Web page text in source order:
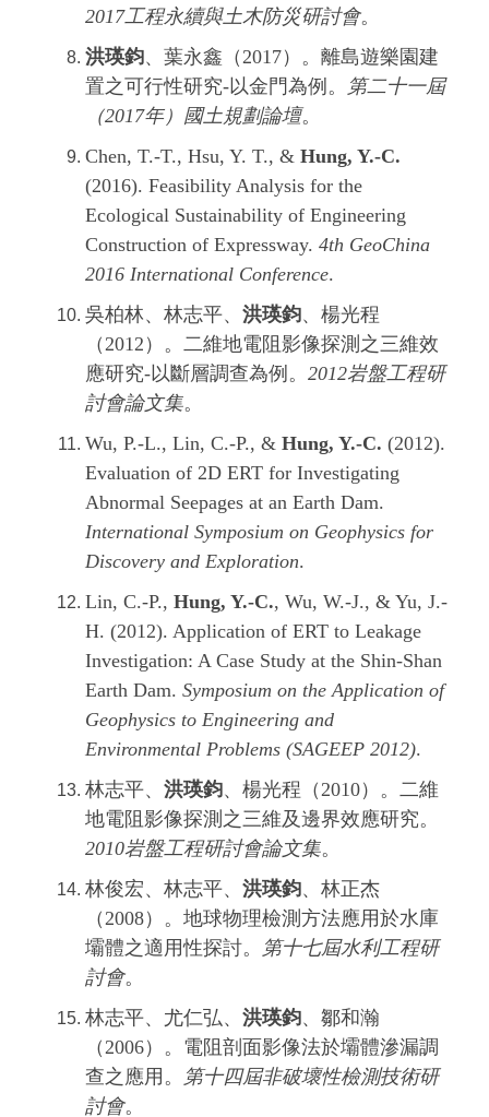
2017工程永續與土木防災研討會。
洪瑛鈞、葉永鑫（2017）。離島遊樂園建
置之可行性研究-以金門為例。
第二十一屆
（2017年）國土規劃論壇。
Chen, T.-T., Hsu, Y. T., & Hung, Y.-C.
(2016). Feasibility Analysis for the
Ecological Sustainability of Engineering
Construction of Expressway. 4th GeoChina
2016 International Conference.
吳柏林、林志平、 洪瑛鈞、楊光程
（2012）。二維地電阻影像探測之三維效
應研究-以斷層調查為例。 2012岩盤工程研
討會論文集。
Wu, P.-L., Lin, C.-P., & Hung, Y.-C. (2012).
Evaluation of 2D ERT for Investigating
Abnormal Seepages at an Earth Dam.
International Symposium on Geophysics for
Discovery and Exploration.
Lin, C.-P., Hung, Y.-C., Wu, W.-J., & Yu, J.-
H. (2012). Application of ERT to Leakage
Investigation: A Case Study at the Shin-Shan
Earth Dam. Symposium on the Application of
Geophysics to Engineering and
Environmental Problems (SAGEEP 2012).
林志平、 洪瑛鈞、楊光程（2010）。二維
地電阻影像探測之三維及邊界效應研究。
2010岩盤工程研討會論文集。
林俊宏、林志平、 洪瑛鈞、林正杰
（2008）。地球物理檢測方法應用於水庫
壩體之適用性探討。
第十七屆水利工程研
討會。
林志平、尤仁弘、 洪瑛鈞、鄒和瀚
（2006）。電阻剖面影像法於壩體滲漏調
查之應用。
第十四屆非破壞性檢測技術研
討會。